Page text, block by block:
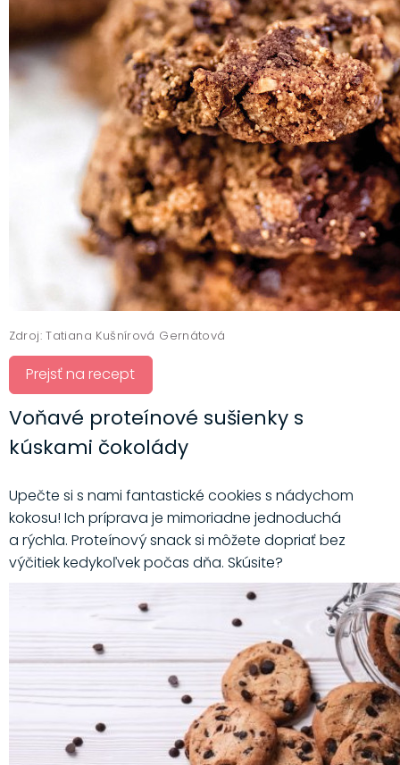
Zdroj: Tatiana Kušnírová Gernátová
Prejsť na recept
Voňavé proteínové sušienky s
kúskami čokolády
Upečte si s nami fantastické cookies s nádychom
kokosu! Ich príprava je mimoriadne jednoduchá
a rýchla. Proteínový snack si môžete dopriať bez
výčitiek kedykoľvek počas dňa. Skúsite?